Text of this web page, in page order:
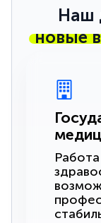
Наш
новые